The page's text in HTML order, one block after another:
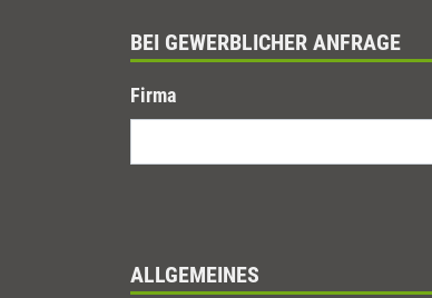
BEI GEWERBLICHER ANFRAGE
Firma
ALLGEMEINES